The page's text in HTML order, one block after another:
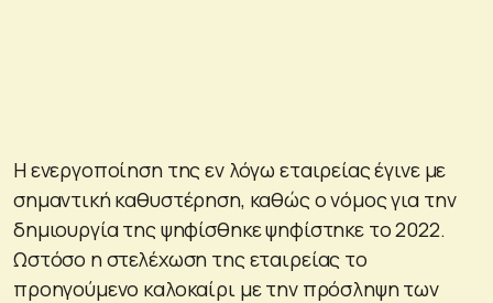
Η ενεργοποίηση της εν λόγω εταιρείας έγινε με
σημαντική καθυστέρηση, καθώς ο νόμος για την
δημιουργία της ψηφίσθηκε ψηφίστηκε το 2022.
Ωστόσο η στελέχωση της εταιρείας το
προηγούμενο καλοκαίρι με την πρόσληψη των